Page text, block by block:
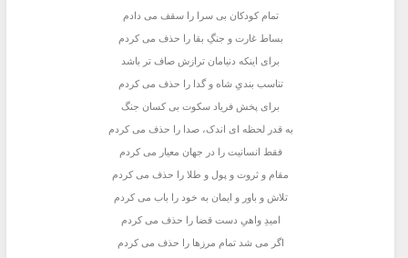
تمام کودکان بی سرا را سقف می دادم
بساط غارت و جنگِ بقا را حذف می کردم
برای اینکه دنیامان ترازش صاف تر باشد
تناسب بندیِ شاه و گدا را حذف می کردم
برای پخش فریاد سکوت بی کسان جنگ
به قدر لحظه ای اندک، صدا را حذف می کردم
فقط انسانیت را در جهان معیار می کردم
مقام و ثروت و پول و طلا را حذف می کردم
تلاش و باور و ایمان به خود را باب می کردم
امیدِ واهیِ دست قضا را حذف می کردم
اگر می شد تمام مرزها را حذف می کردم